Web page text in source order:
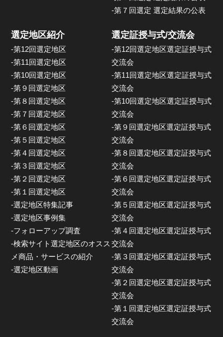
-第７回選定 選定結果の公表
選定地区紹介
-第12回選定地区
-第11回選定地区
-第10回選定地区
-第９回選定地区
-第８回選定地区
-第７回選定地区
-第６回選定地区
-第５回選定地区
-第４回選定地区
-第３回選定地区
-第２回選定地区
-第１回選定地区
-選定地区特集記事
-選定地区事例集
-フォローアップ調査
-検索サイト選定地区のオスス
メ商品・サービスの紹介
-選定地区動画
選定証授与式/交流会
-第12回選定地区選定証授与式
交流会
-第11回選定地区選定証授与式
交流会
-第10回選定地区選定証授与式
交流会
-第９回選定地区選定証授与式
交流会
-第８回選定地区選定証授与式
交流会
-第６回選定地区選定証授与式
交流会
-第５回選定地区選定証授与式
交流会
-第４回選定地区選定証授与式
交流会
-第３回選定地区選定証授与式
交流会
-第２回選定地区選定証授与式
交流会
-第１回選定地区選定証授与式
交流会